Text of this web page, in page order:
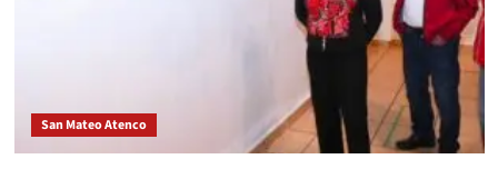
San Mateo Atenco